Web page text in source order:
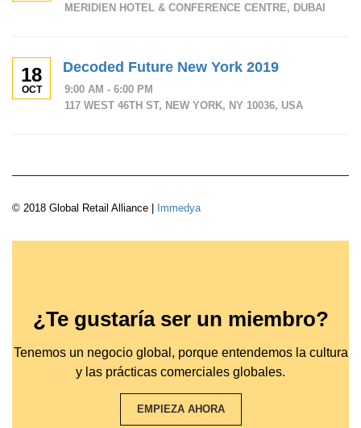
MERIDIEN HOTEL & CONFERENCE CENTRE, DUBAI
18
OCT
Decoded Future New York 2019
9:00 AM - 6:00 PM
117 WEST 46TH ST, NEW YORK, NY 10036, USA
© 2018 Global Retail Alliance | Immedya
¿Te gustaría ser un miembro?
Tenemos un negocio global, porque entendemos la cultura
y las prácticas comerciales globales.
EMPIEZA AHORA